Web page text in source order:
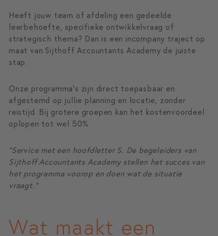
Heeft jouw team of afdeling een gedeelde
leerbehoefte, specifieke ontwikkelvraag of
strategisch thema? Dan is een incompany traject op
maat van Sijthoff Accountants Academy de juiste
stap.
Onze programma’s zijn direct toepasbaar en
afgestemd op jullie planning en locatie, zonder
reistijd. Bij grotere groepen kan het kostenvoordeel
oplopen tot wel 50%.
“Service met een hoofdletter S. De begeleiders van
Sijthoff Accountants Academy stellen het succes van
het programma voorop en doen wat de situatie
vraagt.”
Wat maakt een